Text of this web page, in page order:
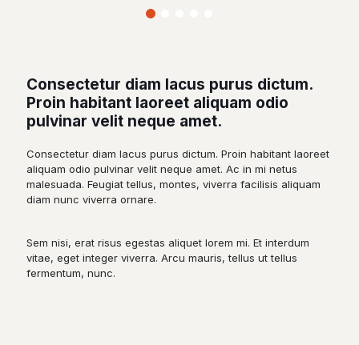
Consectetur diam lacus purus dictum.
Proin habitant laoreet aliquam odio
pulvinar velit neque amet.
Consectetur diam lacus purus dictum. Proin habitant laoreet
aliquam odio pulvinar velit neque amet. Ac in mi netus
malesuada. Feugiat tellus, montes, viverra facilisis aliquam
diam nunc viverra ornare.
Sem nisi, erat risus egestas aliquet lorem mi. Et interdum
vitae, eget integer viverra. Arcu mauris, tellus ut tellus
fermentum, nunc.